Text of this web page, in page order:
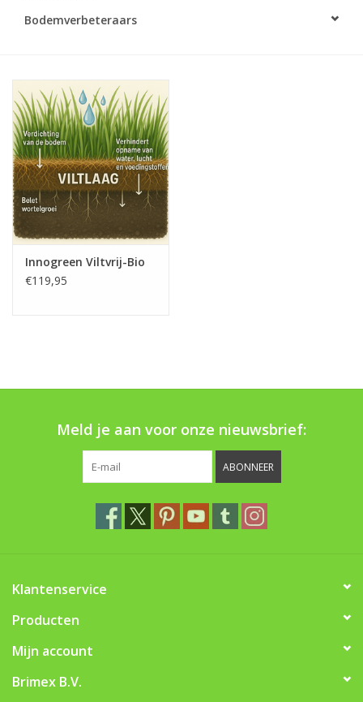
Bestuiving
Vallen
Drukspuiten
Onkruid & Reiniging
Zaden
Nieuws
Treeportleden:
Bodemverbeteraars
Innogreen Viltvrij-Bio
€119,95
Meld je aan voor onze nieuwsbrief:
ABONNEER
Klantenservice
Producten
Mijn account
Brimex B.V.